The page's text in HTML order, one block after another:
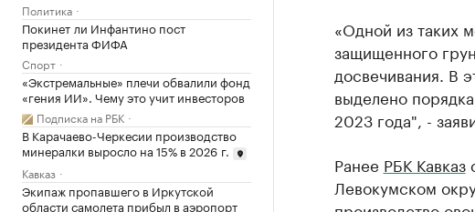
Политика
Покинет ли Инфантино пост
президента ФИФА
Спорт
«Экстремальные» плечи обвалили фонд
«гения ИИ». Чему это учит инвесторов
Подписка на РБК
В Карачаево-Черкесии производство
минералки выросло на 15% в 2026 г.
Кавказ
Экипаж пропавшего в Иркутской
области самолета прибыл в аэропорт
«Одной из таких
защищенного
досвечивания. В
выделено
2023 года", -
Ранее РБК Кавказ
Левокумском